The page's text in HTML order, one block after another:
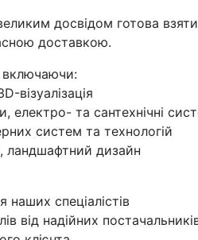
досвідом готова
доставкою.
включаючи:
візуалізація
електро- та сантехнічні
систем та технологій
ландшафтний дизайн
наших спеціалістів
від надійних